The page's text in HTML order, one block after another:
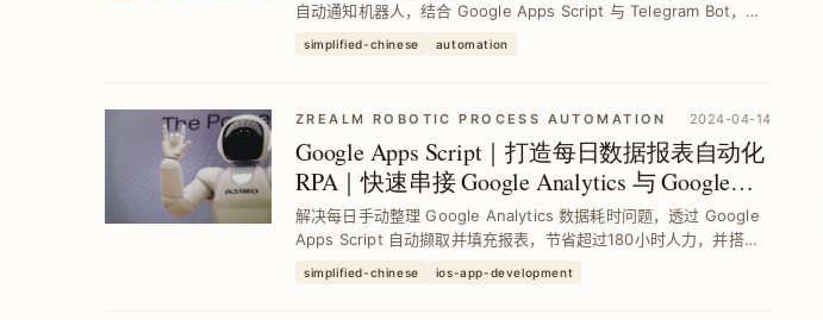
自动通知机器人，结合 Google Apps Script 与 Telegram Bot，定
率。
simplified-chinese automation
ZREALM ROBOTIC PROCESS AUTOMATION 2024-04-14
Google Apps Script｜打造每日数据报表自动化
RPA｜快速串接 Google Analytics 与 Google
Sheet
解决每日手动整理 Google Analytics 数据耗时问题，透过 Google
Apps Script 自动撷取并填充报表，节省超过180小时人力，并搭建
simplified-chinese ios-app-development